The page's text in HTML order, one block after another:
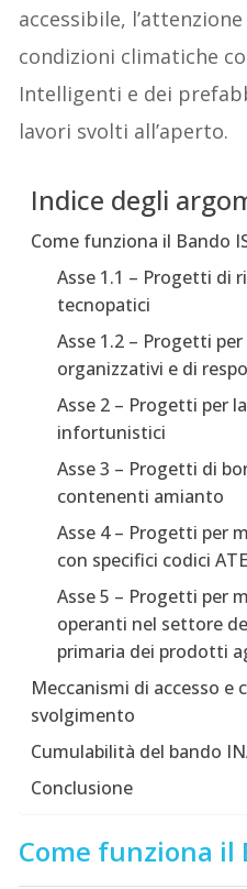
accessibile,
condizioni climatiche
Intelligenti e dei
lavori svolti all’aperto.
Indice degli
Come funziona il Bando
Asse 1.1 – Progetti di
tecnopatici
Asse 1.2 – Progetti
organizzativi e di
Asse 2 – Progetti per
infortunistici
Asse 3 – Progetti di
contenenti amianto
Asse 4 – Progetti per
con specifici codici
Asse 5 – Progetti per
operanti nel settore
primaria dei prodotti
Meccanismi di accesso e
svolgimento
Cumulabilità del bando
Conclusione
Come funziona il